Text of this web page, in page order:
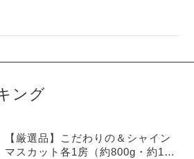
ング
【厳選品】こだわりの＆シャイン
マスカット各1房（約800g・約1.0